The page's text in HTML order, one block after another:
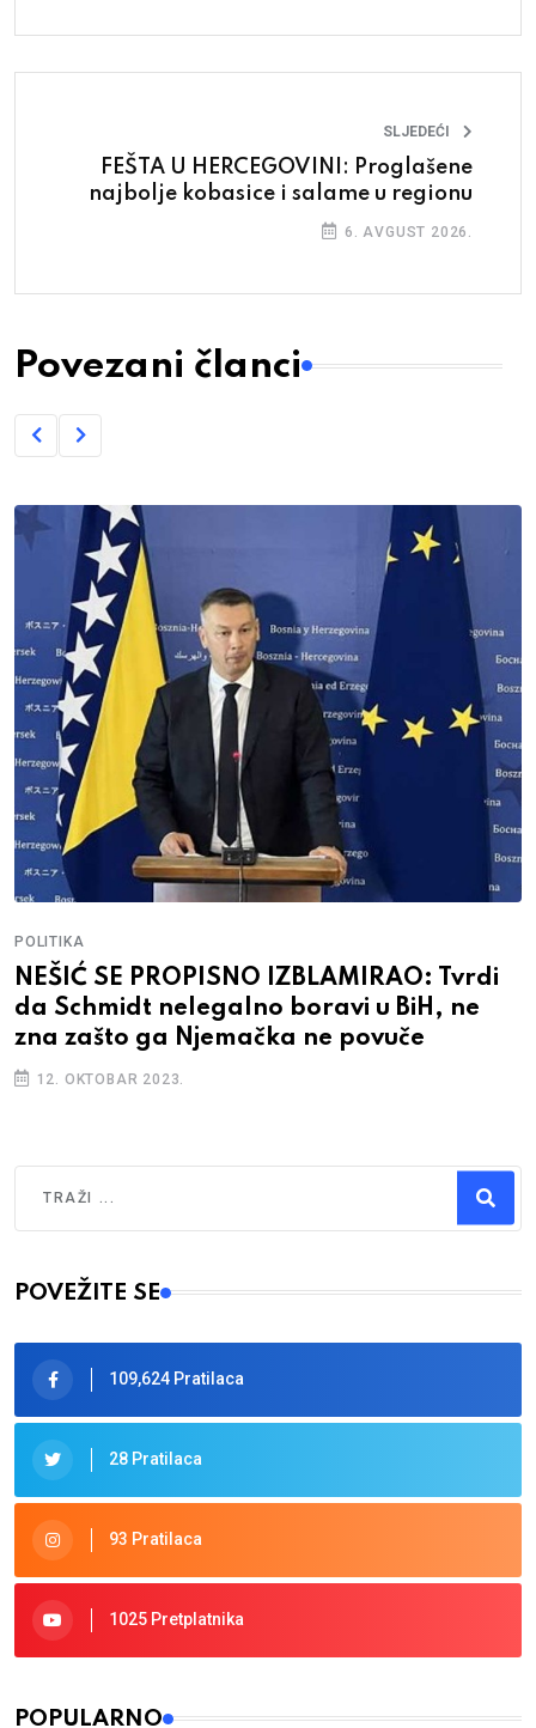
SLJEDEĆI
FEŠTA U HERCEGOVINI: Proglašene
najbolje kobasice i salame u regionu
6. AVGUST 2026.
Povezani članci
POLITIKA
NEŠIĆ SE PROPISNO IZBLAMIRAO: Tvrdi
da Schmidt nelegalno boravi u BiH, ne
zna zašto ga Njemačka ne povuče
12. OKTOBAR 2023.
Type 2 or more characters for results.
POVEŽITE SE
109,624 Pratilaca
28 Pratilaca
93 Pratilaca
1025 Pretplatnika
POPULARNO